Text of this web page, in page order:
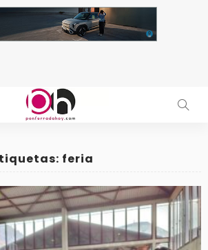
feria